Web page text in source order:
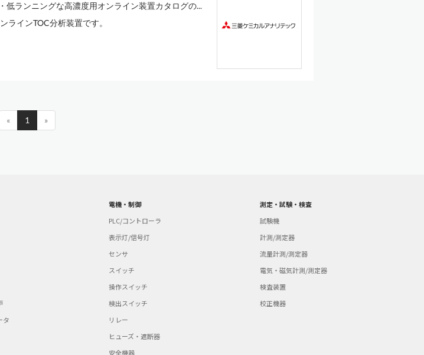
低ランニングな高濃度用オンライン装置カタログの...
ラインTOC分析装置です。
« 1 »
タ
電機・制御
PLC/コントローラ
表示灯/信号灯
センサ
スイッチ
操作スイッチ
検出スイッチ
リレー
ヒューズ・遮断器
安全機器
測定・試験・検査
試験機
計測/測定器
流量計測/測定器
電気・磁気計測/測定器
検査装置
校正機器